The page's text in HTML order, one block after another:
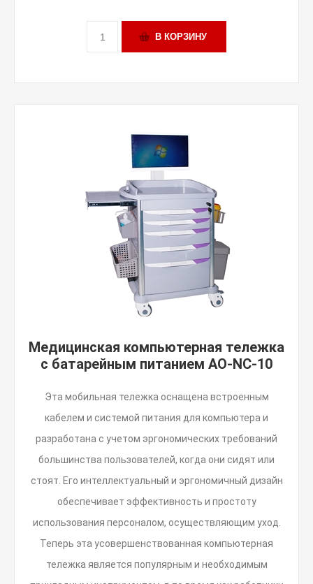
Медицинская компьютерная тележка
с батарейным питанием AO-NC-10
Эта мобильная тележка оснащена встроенным
кабелем и системой питания для компьютера и
разработана с учетом эргономических требований
большинства пользователей, когда они сидят или
стоят. Его интеллектуальный и эргономичный дизайн
обеспечивает эффективность и простоту
использования персоналом, осуществляющим уход.
Теперь эта усовершенствованная компьютерная
тележка является популярным и необходимым